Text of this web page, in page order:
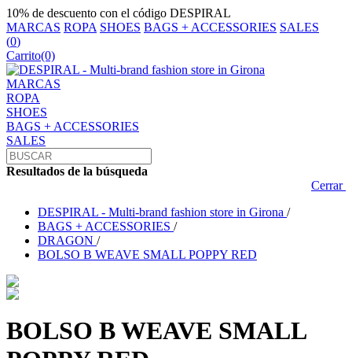
10% de descuento con el código DESPIRAL
MARCAS ROPA SHOES BAGS + ACCESSORIES SALES
(0)
Carrito(0)
MARCAS
ROPA
SHOES
BAGS + ACCESSORIES
SALES
Resultados de la búsqueda
Cerrar
DESPIRAL - Multi-brand fashion store in Girona /
BAGS + ACCESSORIES /
DRAGON /
BOLSO B WEAVE SMALL POPPY RED
BOLSO B WEAVE SMALL